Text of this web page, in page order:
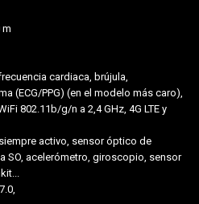
m
cardiaca, brújula,
(ECG/PPG) (en el modelo más caro),
802.11b/g/n a 2,4 GHz, 4G LTE y
activo, sensor óptico de
SO, acelerómetro, giroscopio, sensor